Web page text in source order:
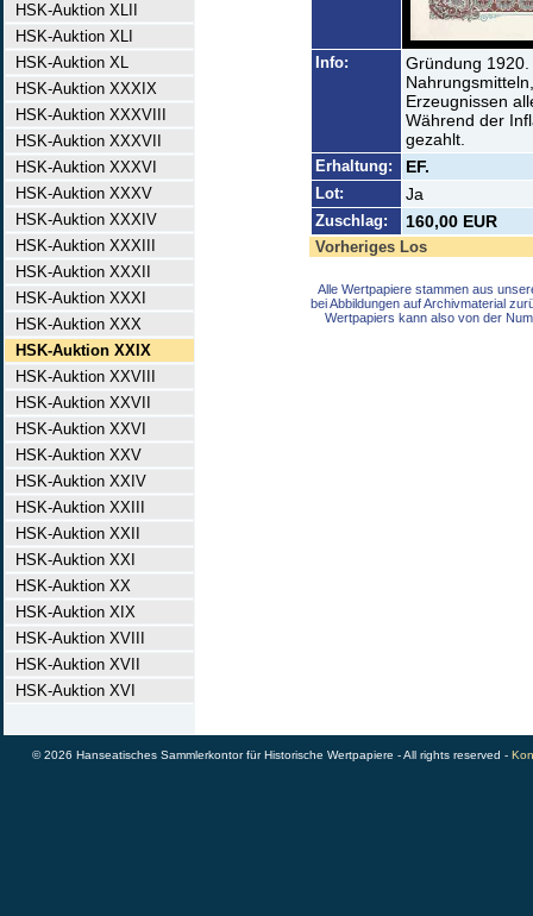
HSK-Auktion XLII
HSK-Auktion XLI
HSK-Auktion XL
HSK-Auktion XXXIX
HSK-Auktion XXXVIII
HSK-Auktion XXXVII
HSK-Auktion XXXVI
HSK-Auktion XXXV
HSK-Auktion XXXIV
HSK-Auktion XXXIII
HSK-Auktion XXXII
HSK-Auktion XXXI
HSK-Auktion XXX
HSK-Auktion XXIX
HSK-Auktion XXVIII
HSK-Auktion XXVII
HSK-Auktion XXVI
HSK-Auktion XXV
HSK-Auktion XXIV
HSK-Auktion XXIII
HSK-Auktion XXII
HSK-Auktion XXI
HSK-Auktion XX
HSK-Auktion XIX
HSK-Auktion XVIII
HSK-Auktion XVII
HSK-Auktion XVI
Info:
Gründung
Erzeugnissen
Während der
gezahlt.
Erhaltung: EF.
Lot: Ja
Zuschlag: 160,00 EUR
Vorheriges Los
Alle Wertpapiere stammen aus
bei Abbildungen auf Archivmaterial
Wertpapiers kann also von der
© 2026 Hanseatisches Sammlerkontor für Historische Wertpapiere - All rights reserved -